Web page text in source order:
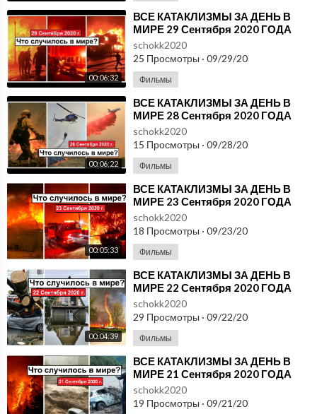
00:06:32
⁣ВСЕ КАТАКЛИЗМЫ ЗА ДЕНЬ В
МИРЕ 29 Сентября 2020 ГОДА
#ДрожьЗемли #Катаклизмы
schokk2020
25 Просмотры · 09/29/20
Фильмы
00:06:22
⁣ВСЕ КАТАКЛИЗМЫ ЗА ДЕНЬ В
МИРЕ 28 Сентября 2020 ГОДА
#ДрожьЗемли #Катаклизмы
schokk2020
15 Просмотры · 09/28/20
Фильмы
00:05:33
⁣ВСЕ КАТАКЛИЗМЫ ЗА ДЕНЬ В
МИРЕ 23 Сентября 2020 ГОДА
#ДрожьЗемли #Катаклизмы
schokk2020
18 Просмотры · 09/23/20
Фильмы
00:04:39
⁣ВСЕ КАТАКЛИЗМЫ ЗА ДЕНЬ В
МИРЕ 22 Сентября 2020 ГОДА
#ДрожьЗемли #Катаклизмы
schokk2020
29 Просмотры · 09/22/20
Фильмы
⁣ВСЕ КАТАКЛИЗМЫ ЗА ДЕНЬ В
МИРЕ 21 Сентября 2020 ГОДА
#ДрожьЗемли #Катаклизмы
schokk2020
19 Просмотры · 09/21/20